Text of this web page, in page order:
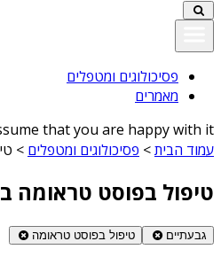
פסיכולוגים ומטפלים
מאמרים
that you are happy with it
עמוד הבית> פסיכולוגים ומטפלים >
טיפול בפוסט טראומה
גבעתיים טיפול בפוסט טראומה